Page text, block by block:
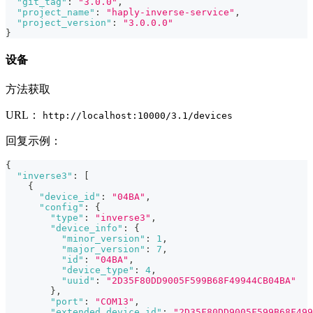
"project_name" : "haply-inverse-service" ,
"project_version" :
"3.0.0.0"
}
设备
方法获取
URL： http://localhost:10000/3.1/devices
回复示例：
{
"inverse3" :
{
"device_id" : "04BA" ,
"config" :
{
"type" : "inverse3" ,
"device_info" :
{
"minor_version" : 1 ,
"major_version" : 7 ,
"id" : "04BA" ,
"device_type" : 4 ,
"uuid" :
"2D35F80DD9005F599B68F49944CB04BA"
} ,
"port" : "COM13" ,